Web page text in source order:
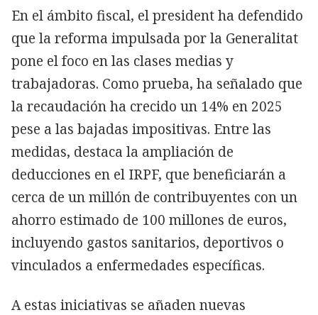
En el ámbito fiscal, el president ha defendido
que la reforma impulsada por la Generalitat
pone el foco en las clases medias y
trabajadoras. Como prueba, ha señalado que
la recaudación ha crecido un 14% en 2025
pese a las bajadas impositivas. Entre las
medidas, destaca la ampliación de
deducciones en el IRPF, que beneficiarán a
cerca de un millón de contribuyentes con un
ahorro estimado de 100 millones de euros,
incluyendo gastos sanitarios, deportivos o
vinculados a enfermedades específicas.
A estas iniciativas se añaden nuevas